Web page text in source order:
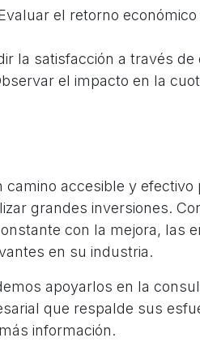
el retorno
la satisfacción a través
el impacto en la
camino accesible y
grandes inversiones.
con la mejora, las
en su industria.
apoyarlos en la
que respalde sus
información.